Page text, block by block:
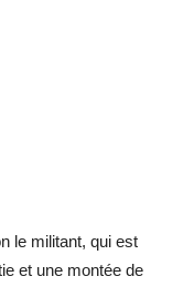
le militant, qui est
et une montée de